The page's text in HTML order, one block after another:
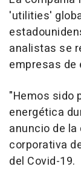
'utilities'
analistas se
empresas de
"Hemos sido
energética
anuncio de
corporativa
del Covid-19.